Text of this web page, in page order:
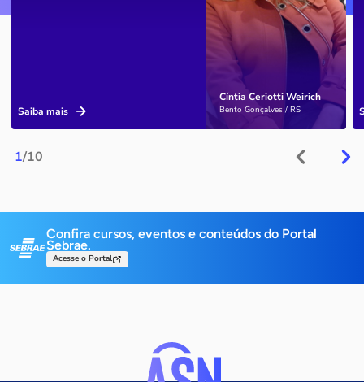
1/10
Cíntia Ceriotti Weirich
Bento Gonçalves / RS
Saiba mais
Confira cursos, eventos e conteúdos do Portal
Sebrae.
Acesse o Portal